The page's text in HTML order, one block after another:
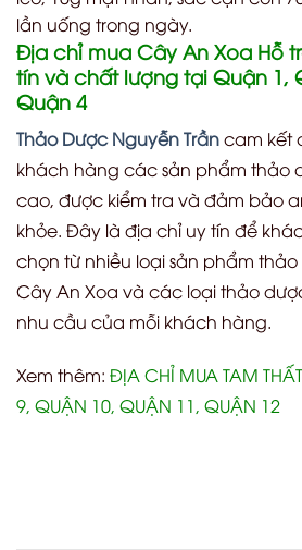
lần uống trong ngày.
Địa chỉ mua Cây An Xoa Hỗ
tín và chất lượng tại Quận 1,
Quận 4
Thảo Dược Nguyễn Trầncam kết
khách hàng các sản phẩm thảo
cao, được kiểm tra và đảm bảo
khỏe. Đây là địa chỉ uy tín để
chọn từ nhiều loại sản phẩm
Cây An Xoa và các loại thảo
nhu cầu của mỗi khách hàng.
Xem thêm: ĐỊA CHỈ MUA TAM
9, QUẬN 10, QUẬN 11, QUẬN 12